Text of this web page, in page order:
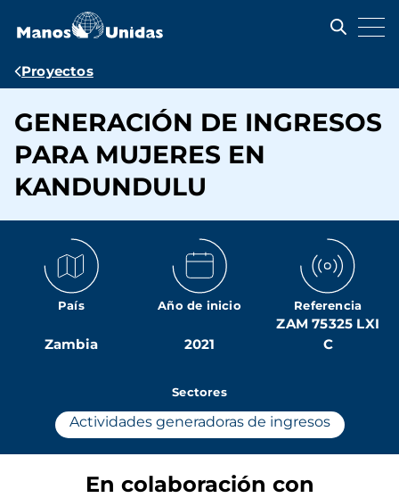
contenido
Ruta
navegación
Proyectos
GENERACIÓN DE INGRESOS
PARA MUJERES EN
KANDUNDULU
País
Zambia
Año de inicio
2021
Referencia
ZAM 75325 LXI
C
Sectores
Actividades generadoras de ingresos
En colaboración con